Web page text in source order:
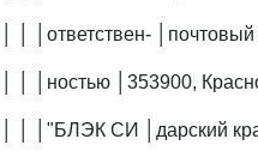
│ │ │ответствен-
│ │ │ностью │353900,
│ │ │"БЛЭК СИ │дарский